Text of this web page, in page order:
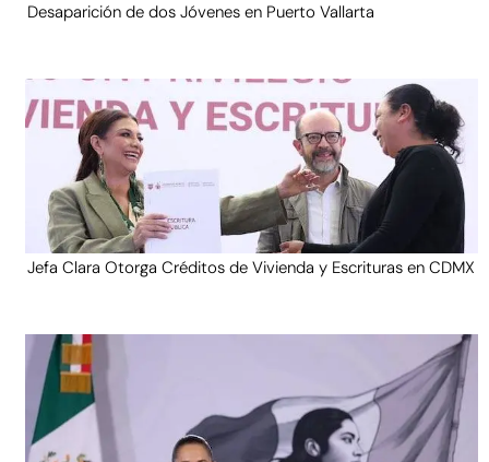
Desaparición de dos Jóvenes en Puerto Vallarta
Jefa Clara Otorga Créditos de Vivienda y Escrituras en CDMX